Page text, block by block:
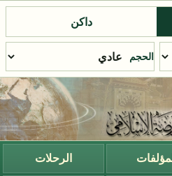
داكن
الحجم
الرحلات